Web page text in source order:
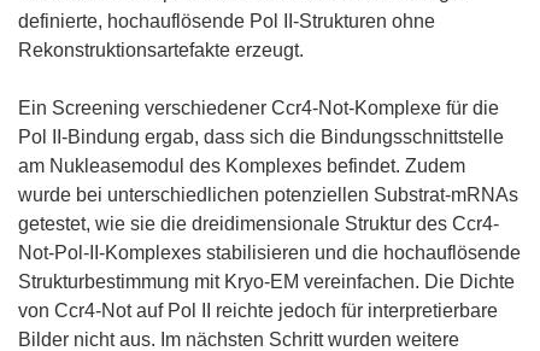
definierte, hochauflösende Pol II-Strukturen ohne
Rekonstruktionsartefakte erzeugt.
Ein Screening verschiedener Ccr4-Not-Komplexe für die
Pol II-Bindung ergab, dass sich die Bindungsschnittstelle
am Nukleasemodul des Komplexes befindet. Zudem
wurde bei unterschiedlichen potenziellen Substrat-mRNAs
getestet, wie sie die dreidimensionale Struktur des Ccr4-
Not-Pol-II-Komplexes stabilisieren und die hochauflösende
Strukturbestimmung mit Kryo-EM vereinfachen. Die Dichte
von Ccr4-Not auf Pol II reichte jedoch für interpretierbare
Bilder nicht aus. Im nächsten Schritt wurden weitere